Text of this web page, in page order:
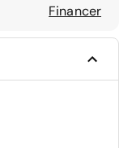
Financer